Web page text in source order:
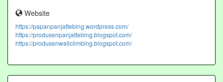
Website
https://papanpanjattebing.wordpress.com/
https://produsenpanjattebing.blogspot.com/
https://produsenwallclimbing.blogspot.com/